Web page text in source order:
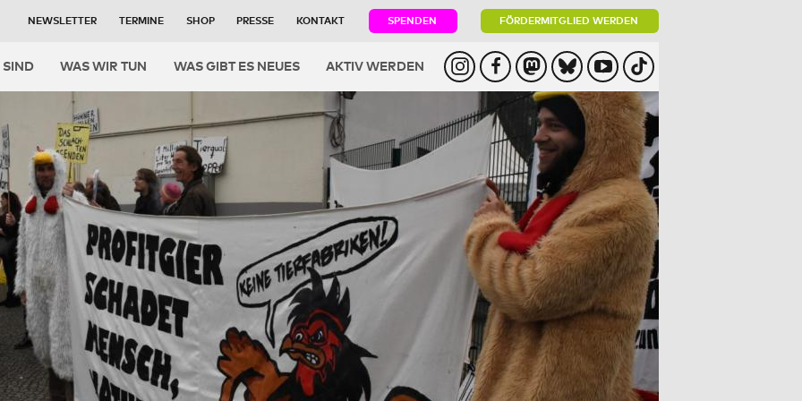
NEWSLETTER TERMINE SHOP PRESSE KONTAKT SPENDEN FÖRDERMITGLIED WERDEN
SIND WAS WIR TUN WAS GIBT ES NEUES AKTIV WERDEN